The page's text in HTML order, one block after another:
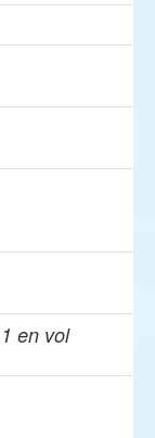
1 en vol